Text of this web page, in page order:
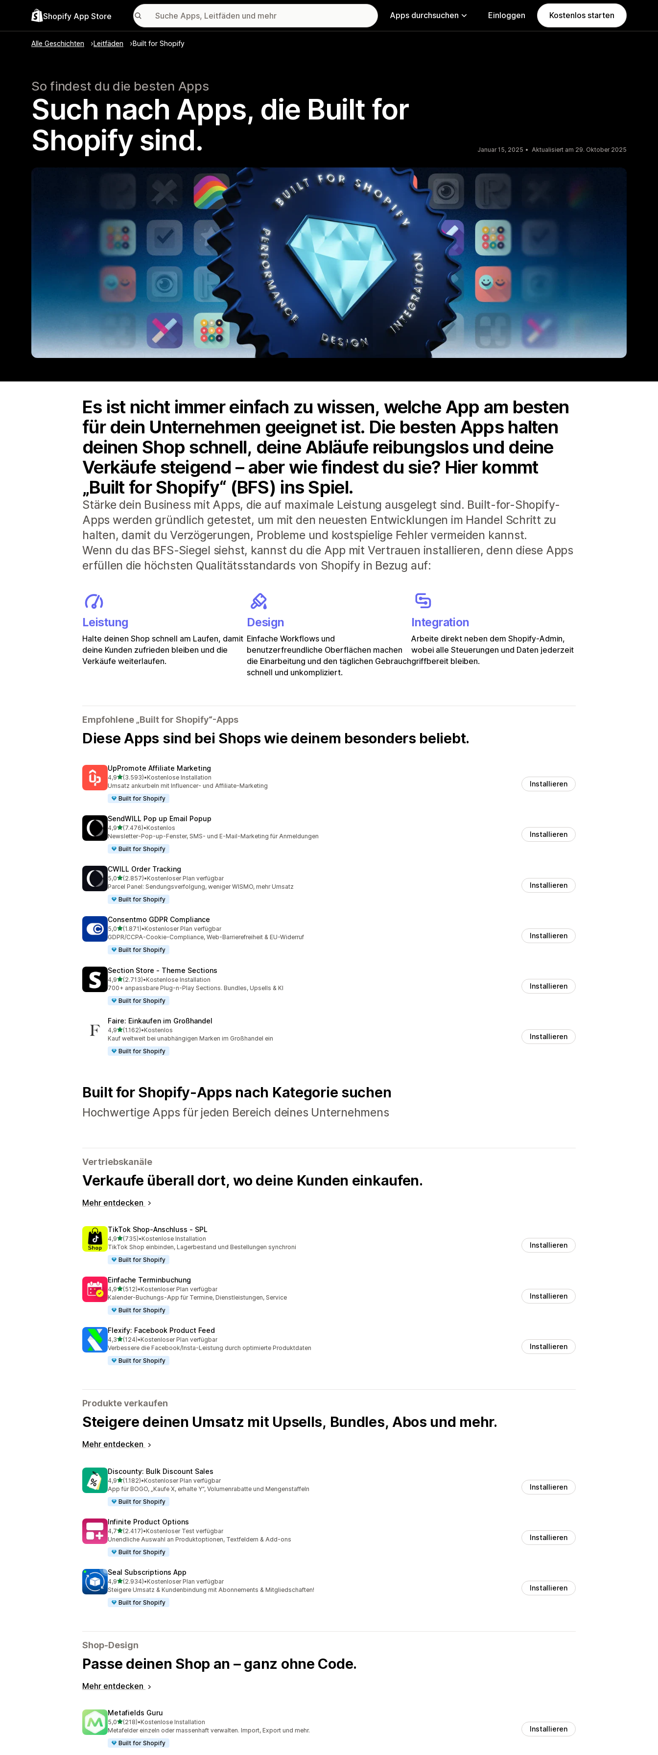
Shopify App Store Apps durchsuchen Einloggen Kostenlos starten
Alle Geschichten Leitfäden Built for Shopify
So findest du die besten Apps
Such nach Apps, die Built for
Shopify sind.
Januar 15, 2025 Aktualisiert am 29. Oktober 2025
Es ist nicht immer einfach zu wissen, welche App am besten
für dein Unternehmen geeignet ist. Die besten Apps halten
deinen Shop schnell, deine Abläufe reibungslos und deine
Verkäufe steigend – aber wie findest du sie? Hier kommt
„Built for Shopify“ (BFS) ins Spiel.
Stärke dein Business mit Apps, die auf maximale Leistung ausgelegt sind. Built-for-Shopify-
Apps werden gründlich getestet, um mit den neuesten Entwicklungen im Handel Schritt zu
halten, damit du Verzögerungen, Probleme und kostspielige Fehler vermeiden kannst.
Wenn du das BFS-Siegel siehst, kannst du die App mit Vertrauen installieren, denn diese Apps
erfüllen die höchsten Qualitätsstandards von Shopify in Bezug auf:
Leistung
Halte deinen Shop schnell am Laufen, damit
deine Kunden zufrieden bleiben und die
Verkäufe weiterlaufen.
Design
Einfache Workflows und
benutzerfreundliche Oberflächen machen
die Einarbeitung und den täglichen Gebrauch
schnell und unkompliziert.
Integration
Arbeite direkt neben dem Shopify-Admin,
wobei alle Steuerungen und Daten jederzeit
griffbereit bleiben.
Empfohlene „Built for Shopify“-Apps
Diese Apps sind bei Shops wie deinem besonders beliebt.
UpPromote Affiliate Marketing
4,9von 5 Sternen
(3.593)
3593 Rezensionen insgesamt
•Kostenlose Installation
Umsatz ankurbeln mit Influencer- und Affiliate-Marketing
Built for Shopify
Installieren
SendWILL Pop up Email Popup
4,9von 5 Sternen
(7.476)
7476 Rezensionen insgesamt
•Kostenlos
Newsletter-Pop-up-Fenster, SMS- und E-Mail-Marketing für Anmeldungen
Built for Shopify
Installieren
CWILL Order Tracking
5,0von 5 Sternen
(2.857)
2857 Rezensionen insgesamt
•Kostenloser Plan verfügbar
Parcel Panel: Sendungsverfolgung, weniger WISMO, mehr Umsatz
Built for Shopify
Installieren
Consentmo GDPR Compliance
5,0von 5 Sternen
(1.871)
1871 Rezensionen insgesamt
•Kostenloser Plan verfügbar
GDPR/CCPA-Cookie-Compliance, Web-Barrierefreiheit & EU-Widerruf
Built for Shopify
Installieren
Section Store ‑ Theme Sections
4,9von 5 Sternen
(2.713)
2713 Rezensionen insgesamt
•Kostenlose Installation
700+ anpassbare Plug-n-Play Sections. Bundles, Upsells & KI
Built for Shopify
Installieren
Faire: Einkaufen im Großhandel
4,9von 5 Sternen
(1.162)
1162 Rezensionen insgesamt
•Kostenlos
Kauf weltweit bei unabhängigen Marken im Großhandel ein
Built for Shopify
Installieren
Built for Shopify-Apps nach Kategorie suchen
Hochwertige Apps für jeden Bereich deines Unternehmens
Vertriebskanäle
Verkaufe überall dort, wo deine Kunden einkaufen.
Mehr entdecken
TikTok Shop‑Anschluss ‑ SPL
4,9von 5 Sternen
(735)
735 Rezensionen insgesamt
•Kostenlose Installation
TikTok Shop einbinden, Lagerbestand und Bestellungen synchroni
Built for Shopify
Installieren
Einfache Terminbuchung
4,9von 5 Sternen
(512)
512 Rezensionen insgesamt
•Kostenloser Plan verfügbar
Kalender-Buchungs-App für Termine, Dienstleistungen, Service
Built for Shopify
Installieren
Flexify: Facebook Product Feed
4,3von 5 Sternen
(124)
124 Rezensionen insgesamt
•Kostenloser Plan verfügbar
Verbessere die Facebook/Insta-Leistung durch optimierte Produktdaten
Built for Shopify
Installieren
Produkte verkaufen
Steigere deinen Umsatz mit Upsells, Bundles, Abos und mehr.
Mehr entdecken
Discounty: Bulk Discount Sales
4,9von 5 Sternen
(1.182)
1182 Rezensionen insgesamt
•Kostenloser Plan verfügbar
App für BOGO, „Kaufe X, erhalte Y“, Volumenrabatte und Mengenstaffeln
Built for Shopify
Installieren
Infinite Product Options
4,7von 5 Sternen
(2.417)
2417 Rezensionen insgesamt
•Kostenloser Test verfügbar
Unendliche Auswahl an Produktoptionen, Textfeldern & Add-ons
Built for Shopify
Installieren
Seal Subscriptions App
4,9von 5 Sternen
(2.934)
2934 Rezensionen insgesamt
•Kostenloser Plan verfügbar
Steigere Umsatz & Kundenbindung mit Abonnements & Mitgliedschaften!
Built for Shopify
Installieren
Shop-Design
Passe deinen Shop an – ganz ohne Code.
Mehr entdecken
Metafields Guru
5,0von 5 Sternen
(218)
218 Rezensionen insgesamt
•Kostenlose Installation
Metafelder einzeln oder massenhaft verwalten. Import, Export und mehr.
Built for Shopify
Installieren